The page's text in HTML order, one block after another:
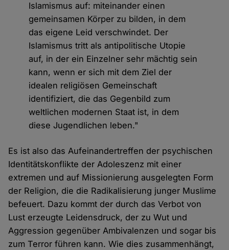
Islamismus auf: miteinander einen
gemeinsamen Körper zu bilden, in dem
das eigene Leid verschwindet. Der
Islamismus tritt als antipolitische Utopie
auf, in der ein Einzelner sehr mächtig sein
kann, wenn er sich mit dem Ziel der
idealen religiösen Gemeinschaft
identifiziert, die das Gegenbild zum
weltlichen modernen Staat ist, in dem
diese Jugendlichen leben."
Es ist also das Aufeinandertreffen der psychischen
Identitätskonflikte der Adoleszenz mit einer
extremen und auf Missionierung ausgelegten Form
der Religion, die die Radikalisierung junger Muslime
befeuert. Dazu kommt der durch das Verbot von
Lust erzeugte Leidensdruck, der zu Wut und
Aggression gegenüber Ambivalenzen und sogar bis
zum Terror führen kann. Wie dies zusammenhängt,